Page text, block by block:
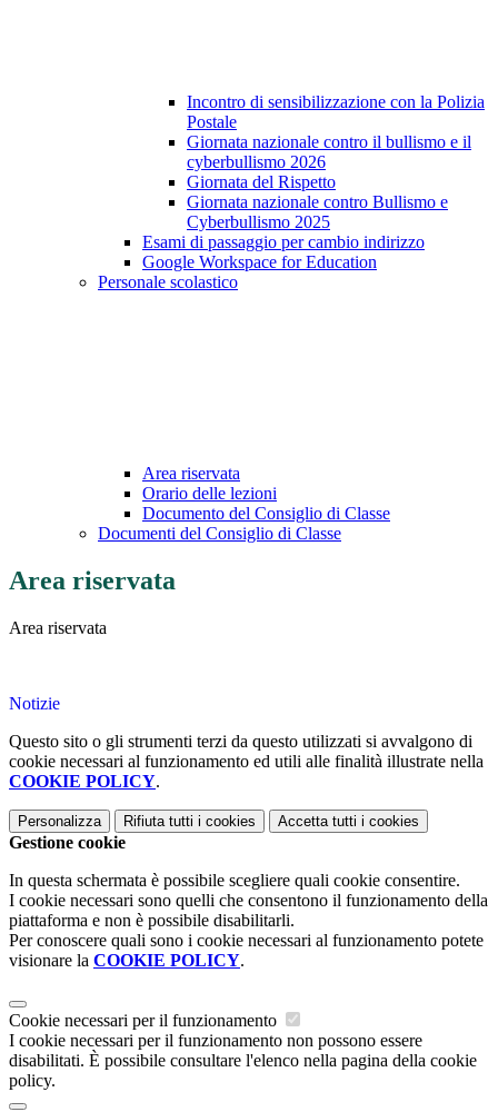
Incontro di sensibilizzazione con la Polizia
Postale
Giornata nazionale contro il bullismo e il
cyberbullismo 2026
Giornata del Rispetto
Giornata nazionale contro Bullismo e
Cyberbullismo 2025
Esami di passaggio per cambio indirizzo
Google Workspace for Education
Personale scolastico
Area riservata
Orario delle lezioni
Documento del Consiglio di Classe
Documenti del Consiglio di Classe
Area riservata
Area riservata
Notizie
Questo sito o gli strumenti terzi da questo utilizzati si avvalgono di
cookie necessari al funzionamento ed utili alle finalità illustrate nella
COOKIE POLICY.
Personalizza Rifiuta tutti i cookies Accetta tutti i cookies
Gestione cookie
In questa schermata è possibile scegliere quali cookie consentire.
I cookie necessari sono quelli che consentono il funzionamento della
piattaforma e non è possibile disabilitarli.
Per conoscere quali sono i cookie necessari al funzionamento potete
visionare la COOKIE POLICY.
Cookie necessari per il funzionamento
I cookie necessari per il funzionamento non possono essere
disabilitati. È possibile consultare l'elenco nella pagina della cookie
policy.